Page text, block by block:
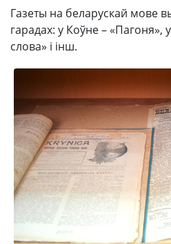
Газеты на беларускай мове
гарадах: у Коўне – «Пагоня»,
слова» і інш.